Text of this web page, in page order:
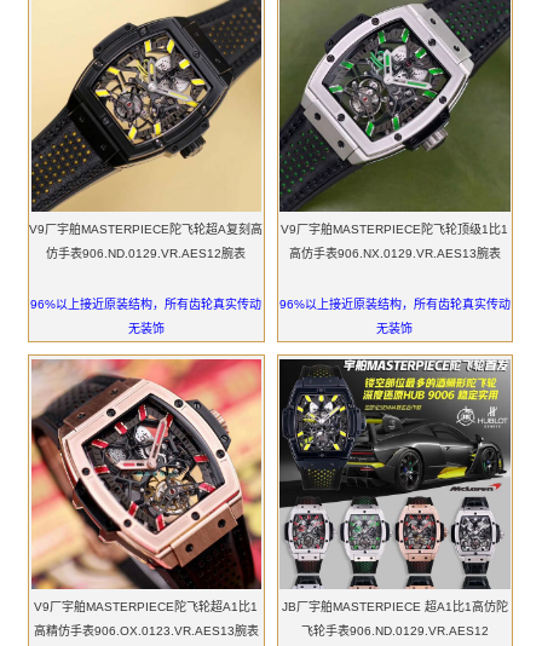
V9厂宇舶MASTERPIECE陀飞轮超A复刻高
仿手表906.ND.0129.VR.AES12腕表
96%以上接近原装结构，所有齿轮真实传动
无装饰
V9厂宇舶MASTERPIECE陀飞轮顶级1比1
高仿手表906.NX.0129.VR.AES13腕表
96%以上接近原装结构，所有齿轮真实传动
无装饰
V9厂宇舶MASTERPIECE陀飞轮超A1比1
高精仿手表906.OX.0123.VR.AES13腕表
JB厂宇舶MASTERPIECE 超A1比1高仿陀
飞轮手表906.ND.0129.VR.AES12